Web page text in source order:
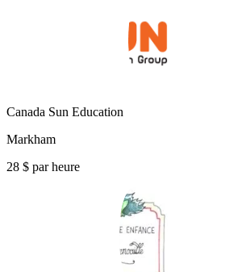
Canada Sun Education
Markham
28 $ par heure